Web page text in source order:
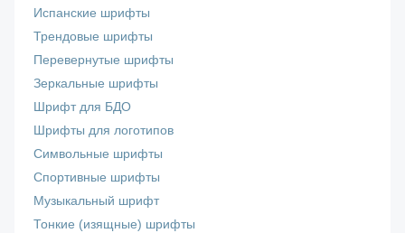
Испанские шрифты
Трендовые шрифты
Перевернутые шрифты
Зеркальные шрифты
Шрифт для БДО
Шрифты для логотипов
Символьные шрифты
Спортивные шрифты
Музыкальный шрифт
Тонкие (изящные) шрифты